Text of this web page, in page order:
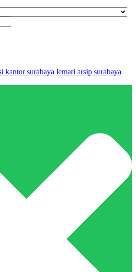
kantor surabaya lemari arsip surabaya